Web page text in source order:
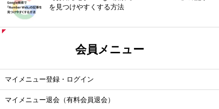
を見つけやすくする方法
会員メニュー
マイメニュー登録・ログイン
マイメニュー退会（有料会員退会）